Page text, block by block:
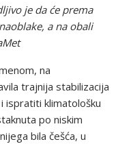
je da će prema
a na obali
na
trajnija stabilizacija
ispratiti klimatološku
po niskim
bila češća, u